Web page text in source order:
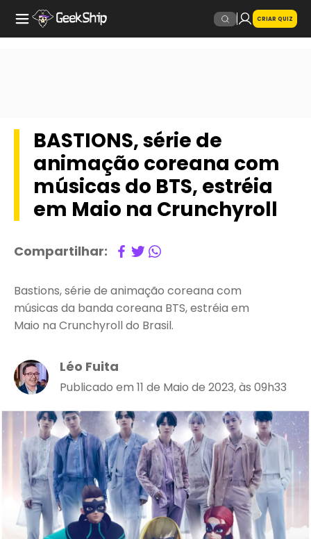
CRIAR QUIZ
BASTIONS, série de
animação coreana com
músicas do BTS, estréia
em Maio na Crunchyroll
Compartilhar:
Bastions, série de animação coreana com
músicas da banda coreana BTS, estréia em
Maio na Crunchyroll do Brasil.
Léo Fuita
Publicado em 11 de Maio de 2023, às 09h33